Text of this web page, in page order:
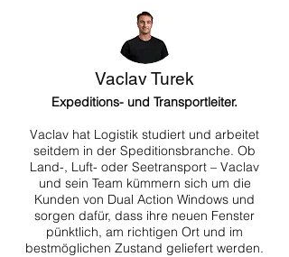
Vaclav Turek
Expeditions- und Transportleiter.
Vaclav hat Logistik studiert und arbeitet
seitdem in der Speditionsbranche. Ob
Land-, Luft- oder Seetransport – Vaclav
und sein Team kümmern sich um die
Kunden von Dual Action Windows und
sorgen dafür, dass ihre neuen Fenster
pünktlich, am richtigen Ort und im
bestmöglichen Zustand geliefert werden.